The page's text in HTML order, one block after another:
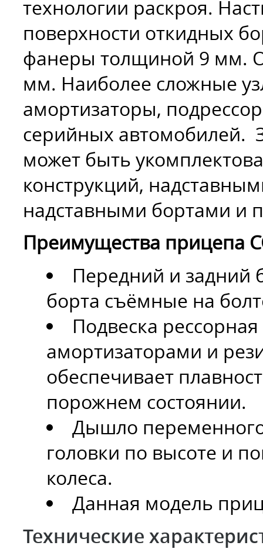
технологии раскроя.
поверхности откидных
фанеры толщиной 9 мм.
мм. Наиболее сложные
амортизаторы,
серийных автомобилей.
может быть
конструкций,
надставными бортами и
Преимущества прицепа
Передний и задний
борта съёмные на
Подвеска
амортизаторами и
обеспечивает
порожнем состоянии.
Дышло переменного
головки по высоте и
колеса.
Данная модель
Технические